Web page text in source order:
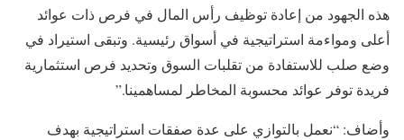
هذه الجهود من إعادة توظيف رأس المال في فرص ذات عوائد
أعلى ومواءمة استراتيجية في أسواق رئيسية. وتبقى استيراد في
وضع صلب للاستفادة من تقلبات السوق وتحديد فرص استثمارية
فريدة توفر عوائد محسوبة المخاطر لمساهمينا.”
وأضاف: “نعمل بالتوازي على عدة صفقات استراتيجية بهدف